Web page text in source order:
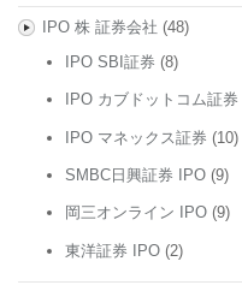
IPO 株 証券会社 (48)
IPO SBI証券 (8)
IPO カブドットコム証券
IPO マネックス証券 (10)
SMBC日興証券 IPO (9)
岡三オンライン IPO (9)
東洋証券 IPO (2)